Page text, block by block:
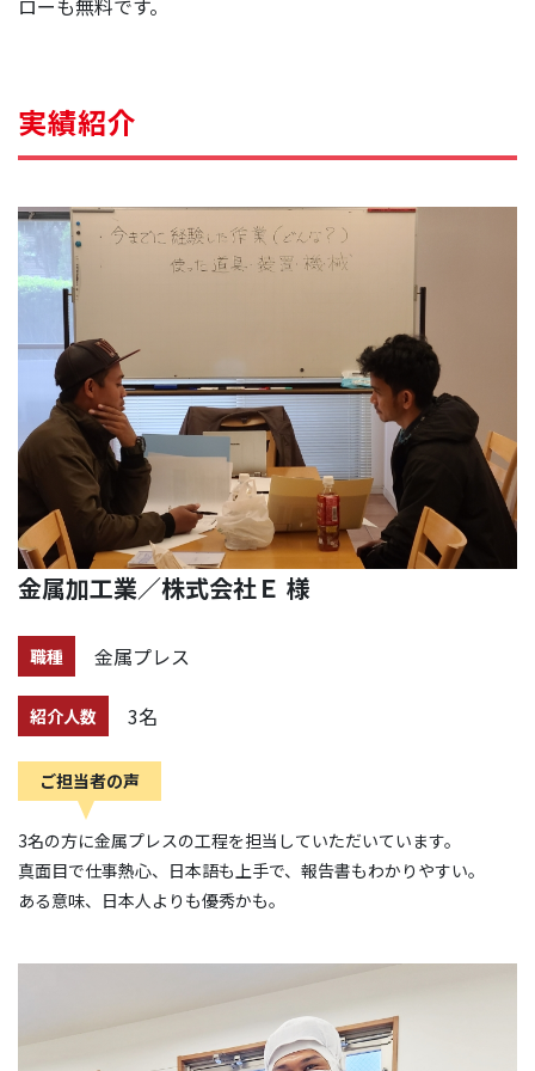
実績紹介
金属加工業／株式会社Ｅ 様
職種 金属プレス
紹介人数 3名
ご担当者の声
3名の方に金属プレスの工程を担当していただいています。
真面目で仕事熱心、日本語も上手で、報告書もわかりやすい。
ある意味、日本人よりも優秀かも。